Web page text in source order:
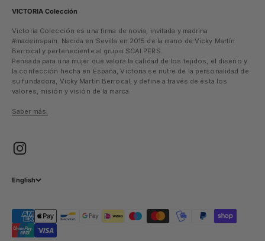
VICTORIA Colección
Victoria Colección es una firma de novia, invitada y madrina
#madeinspain. Nacida en Sevilla en 2015 de la mano de Vicky Martín
Berrocal y perteneciente al grupo SCALPERS.
Pensada para una mujer que valora la calidad de los tejidos, el diseño y
la confección hecha en España, Victoria se nutre de la personalidad de
su fundadora, Vicky Martin Berrocal, y define a través de ésta los
valores, misión y visión de la marca.
Saber más.
English